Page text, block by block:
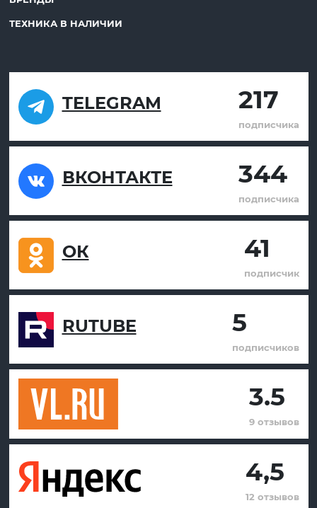
ТЕХНИКА В НАЛИЧИИ
TELEGRAM 217
подписчика
ВКОНТАКТЕ 344
подписчика
ОК 41
подписчик
RUTUBE 5
подписчиков
3.5
9 отзывов
4,5
12 отзывов